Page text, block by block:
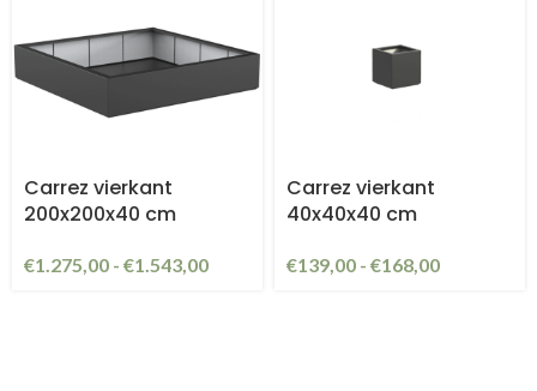
Carrez vierkant
200x200x40 cm
€1.275,00 - €1.543,00
Carrez vierkant
40x40x40 cm
€139,00 - €168,00